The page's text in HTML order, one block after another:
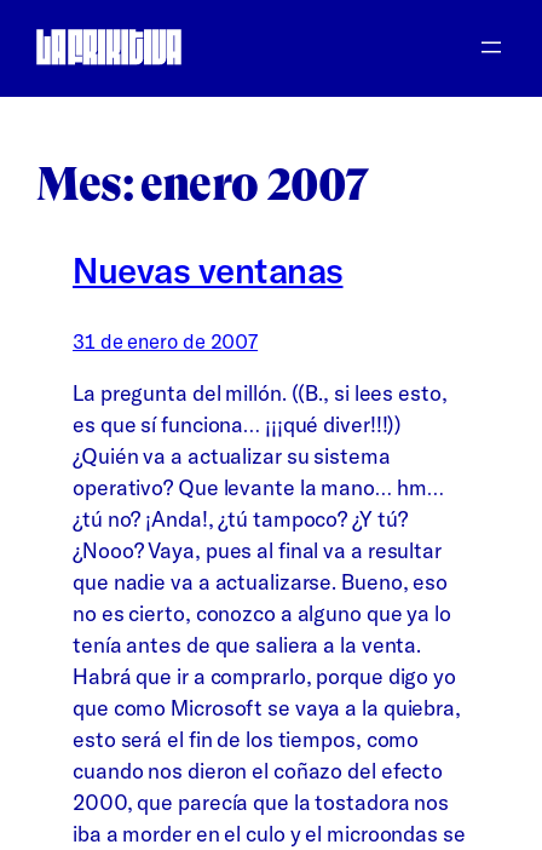
Mes:enero 2007
Nuevas ventanas
31 de enero de 2007
La pregunta del millón. ((B., si lees esto,
es que sí funciona… ¡¡¡qué diver!!!))
¿Quién va a actualizar su sistema
operativo? Que levante la mano… hm…
¿tú no? ¡Anda!, ¿tú tampoco? ¿Y tú?
¿Nooo? Vaya, pues al final va a resultar
que nadie va a actualizarse. Bueno, eso
no es cierto, conozco a alguno que ya lo
tenía antes de que saliera a la venta.
Habrá que ir a comprarlo, porque digo yo
que como Microsoft se vaya a la quiebra,
esto será el fin de los tiempos, como
cuando nos dieron el coñazo del efecto
2000, que parecía que la tostadora nos
iba a morder en el culo y el microondas se